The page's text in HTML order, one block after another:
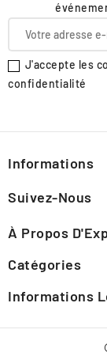
J'accepte les
confidentialité
Informations
Suivez-Nous
À Propos
Catégories
Informations